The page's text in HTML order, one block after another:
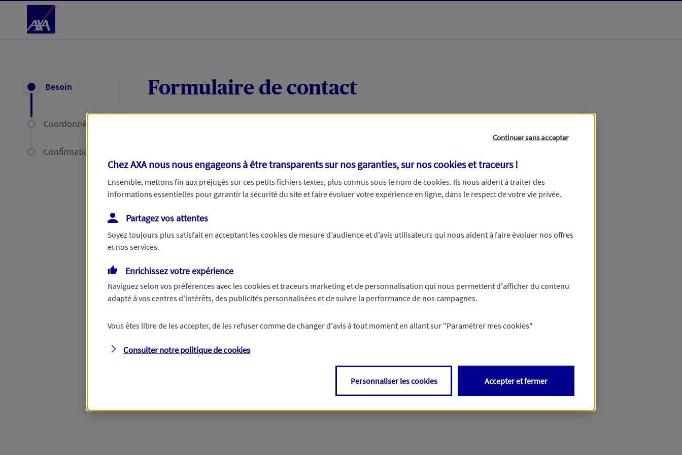
Accéder au Contenu
Besoin
Coordonnées
Confirmation
Formulaire de contact
Votre message :
Vous disposez de droits sur les informations vous concernant. Pour plus d’informations,
Continuer sans accepter
Chez AXA nous nous engageons à être transparents sur nos garanties, sur noscookies et traceurs!
Ensemble, mettons fin aux préjugés sur ces petits fichiers textes, plus connus sous le nom decookies. Ils nous aident à traiter des
informations essentielles pour garantir la sécurité du site et faire évoluer votre expérience en ligne, dans le respect de votre vie privée.
Partagez vos attentes
Soyez toujours plus satisfait en acceptant lescookiesde mesure d’audience et d’avis utilisateurs qui nous aident à faire évoluer nos offres
et nos services.
Enrichissez votre expérience
Naviguez selon vos préférences avec lescookies et traceurs marketing et de personnalisation qui nous permettent d'afficher du contenu
adapté à vos centres d'intérêts, des publicités personnalisées et de suivre la performance de nos campagnes.
Vous êtes libre de les accepter, de les refuser comme de changer d'avis à tout moment en allant sur "Paramétrer mescookies"
Consulter notre politique decookies
Personnaliser les cookies Accepter et fermer